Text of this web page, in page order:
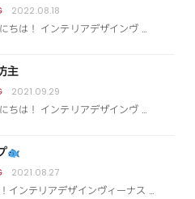
2022.08.18
ちは！ インテリアデザインヴ …
主
2021.09.29
ちは！ インテリアデザインヴ …
2021.08.27
インテリアデザインヴィーナス …